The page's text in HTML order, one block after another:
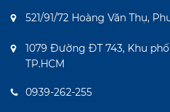
521/91/72 Hoàng Văn Thụ,
1079 Đường ĐT 743, Khu
TP.HCM
0939-262-255